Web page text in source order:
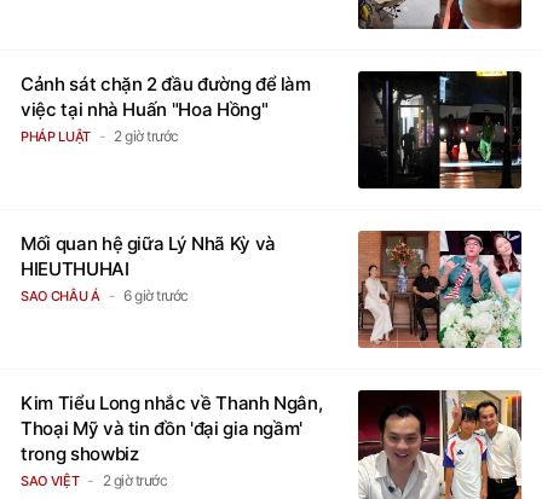
Cảnh sát chặn 2 đầu đường để làm
việc tại nhà Huấn "Hoa Hồng"
PHÁP LUẬT 2 giờ trước
Mối quan hệ giữa Lý Nhã Kỳ và
HIEUTHUHAI
SAO CHÂU Á 6 giờ trước
Kim Tiểu Long nhắc về Thanh Ngân,
Thoại Mỹ và tin đồn 'đại gia ngầm'
trong showbiz
SAO VIỆT 2 giờ trước